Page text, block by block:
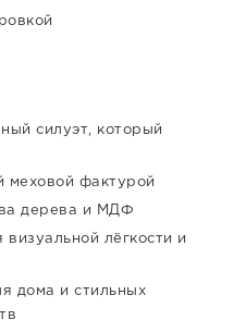
силуэт, который
меховой фактурой
дерева и МДФ
лёгкости и
дома и стильных